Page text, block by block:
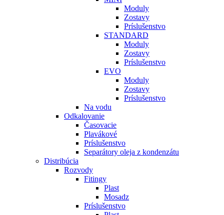
Moduly
Zostavy
Príslušenstvo
STANDARD
Moduly
Zostavy
Príslušenstvo
EVO
Moduly
Zostavy
Príslušenstvo
Na vodu
Odkalovanie
Časovacie
Plavákové
Príslušenstvo
Separátory oleja z kondenzátu
Distribúcia
Rozvody
Fitingy
Plast
Mosadz
Príslušenstvo